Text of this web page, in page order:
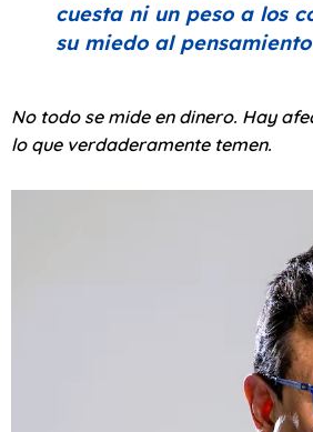
cuesta ni un peso a los
su miedo al
No todo se mide en dinero. Hay
lo que verdaderamente temen.